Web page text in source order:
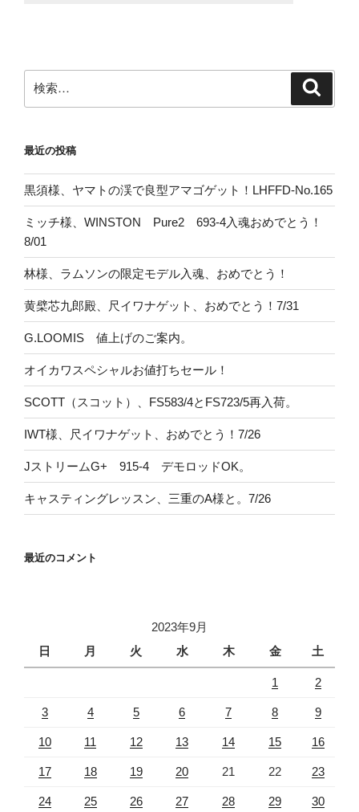
検
索:
最近の投稿
黒須様、ヤマトの渓で良型アマゴゲット！LHFFD-No.165
ミッチ様、WINSTON Pure2 693-4入魂おめでとう！
8/01
林様、ラムソンの限定モデル入魂、おめでとう！
黄檗芯九郎殿、尺イワナゲット、おめでとう！7/31
G.LOOMIS 値上げのご案内。
オイカワスペシャルお値打ちセール！
SCOTT（スコット）、FS583/4とFS723/5再入荷。
IWT様、尺イワナゲット、おめでとう！7/26
JストリームG+ 915-4 デモロッドOK。
キャスティングレッスン、三重のA様と。7/26
最近のコメント
2023年9月
日
月 火 水 木 金 土
1 2
3 4 5 6 7 8 9
10 11 12 13 14 15 16
17 18 19 20 21 22 23
24 25 26 27 28 29 30